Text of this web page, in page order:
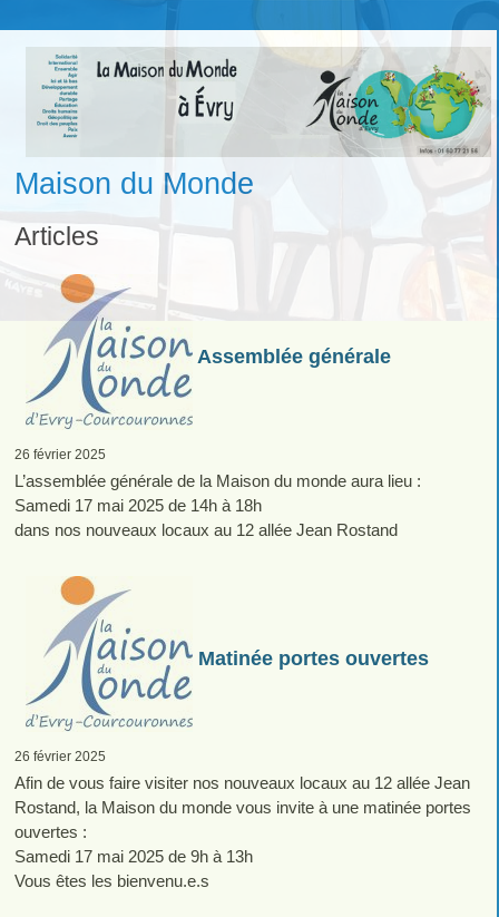
Maison du Monde
Articles
Assemblée générale
26 février 2025
L’assemblée générale de la Maison du monde aura lieu :
Samedi 17 mai 2025 de 14h à 18h
dans nos nouveaux locaux au 12 allée Jean Rostand
Matinée portes ouvertes
26 février 2025
Afin de vous faire visiter nos nouveaux locaux au 12 allée Jean
Rostand, la Maison du monde vous invite à une matinée portes
ouvertes :
Samedi 17 mai 2025 de 9h à 13h
Vous êtes les bienvenu.e.s